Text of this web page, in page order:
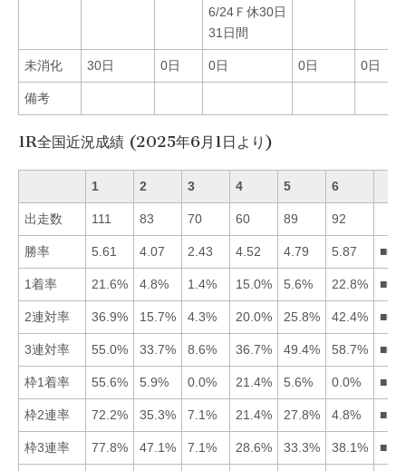
6/24Ｆ休30日
31日間
未消化 30日 0日 0日 0日 0日
備考
1R全国近況成績 (2025年6月1日より)
1 2 3 4 5 6
出走数 111 83 70 60 89 92
勝率 5.61 4.07 2.43 4.52 4.79 5.87
1着率 21.6% 4.8% 1.4% 15.0% 5.6% 22.8%
2連対率 36.9% 15.7% 4.3% 20.0% 25.8% 42.4%
3連対率 55.0% 33.7% 8.6% 36.7% 49.4% 58.7%
枠1着率 55.6% 5.9% 0.0% 21.4% 5.6% 0.0%
枠2連率 72.2% 35.3% 7.1% 21.4% 27.8% 4.8%
枠3連率 77.8% 47.1% 7.1% 28.6% 33.3% 38.1%